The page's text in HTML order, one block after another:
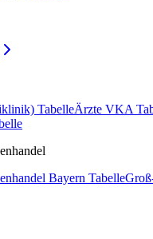
TabelleÄrzte VKA
Bayern Tabelle